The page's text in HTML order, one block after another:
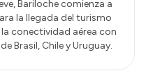
Bariloche comienza a
la llegada del turismo
conectividad aérea con
Brasil, Chile y Uruguay.